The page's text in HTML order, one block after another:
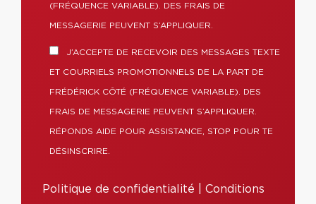
(FRÉQUENCE VARIABLE). DES FRAIS DE
MESSAGERIE PEUVENT S’APPLIQUER.
J’ACCEPTE DE RECEVOIR DES MESSAGES TEXTE
ET COURRIELS PROMOTIONNELS DE LA PART DE
FRÉDÉRICK CÔTÉ (FRÉQUENCE VARIABLE). DES
FRAIS DE MESSAGERIE PEUVENT S’APPLIQUER.
RÉPONDS AIDE POUR ASSISTANCE, STOP POUR TE
DÉSINSCRIRE.
Politique de confidentialité
Conditions